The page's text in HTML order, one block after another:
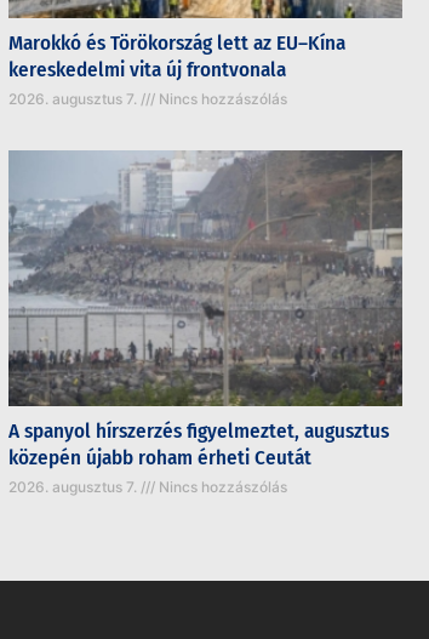
Marokkó és Törökország lett az EU–Kína
kereskedelmi vita új frontvonala
2026. augusztus 7. Nincs hozzászólás
A spanyol hírszerzés figyelmeztet, augusztus
közepén újabb roham érheti Ceutát
2026. augusztus 7. Nincs hozzászólás